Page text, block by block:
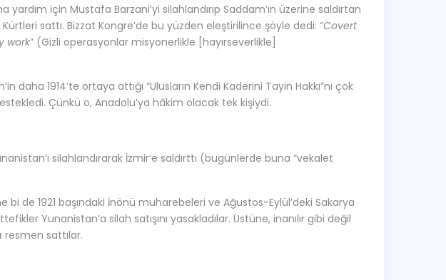
yardım için Mustafa Barzani’yi silahlandırıp Saddam’ın üzerine saldırtan
sattı. Bizzat Kongre’de bu yüzden eleştirilince şöyle dedi: “Covert
work” (Gizli operasyonlar misyonerlikle [hayırseverlikle]
daha 1914’te ortaya attığı “Ulusların Kendi Kaderini Tayin Hakkı”nı çok
Çünkü o, Anadolu’ya hâkim olacak tek kişiydi.
silahlandırarak İzmir’e saldırttı (bugünlerde buna “vekalet
bi de 1921 başındaki İnönü muharebeleri ve Ağustos-Eylül’deki Sakarya
Yunanistan’a silah satışını yasakladılar. Üstüne, inanılır gibi değil
resmen sattılar.